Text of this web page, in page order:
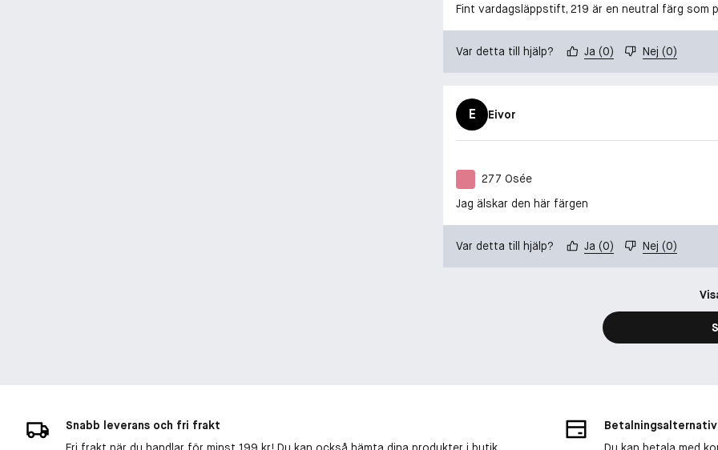
Fint vardagsläppstift, 219 är en neutral färg som
Var detta till hjälp? Ja (0) Nej (0)
E Eivor
277 Osée
Jag älskar den här färgen
Var detta till hjälp? Ja (0) Nej (0)
Snabb leverans och fri frakt
Betalningsalternativ